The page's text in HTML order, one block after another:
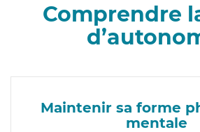
Comprendre
Maintenir sa forme
mentale